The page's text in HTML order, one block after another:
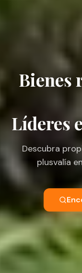
Bienes
Líderes
Descubra
plusvalía